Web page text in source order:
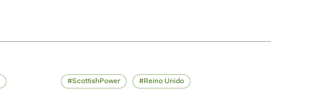
ScottishPower Reino Unido